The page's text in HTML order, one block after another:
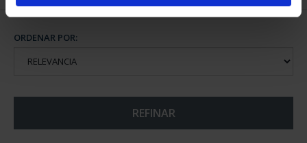
ORDENAR POR:
REFINAR